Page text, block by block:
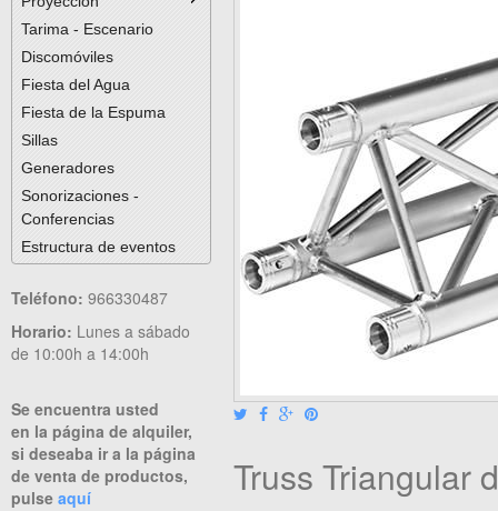
Tarima - Escenario
Discomóviles
Fiesta del Agua
Fiesta de la Espuma
Sillas
Generadores
Sonorizaciones -
Conferencias
Estructura de eventos
Teléfono: 966330487
Horario: Lunes a sábado
de 10:00h a 14:00h
Se encuentra usted
en la página de alquiler,
si deseaba ir a la página
de venta de productos,
pulse aquí Truss Triangular